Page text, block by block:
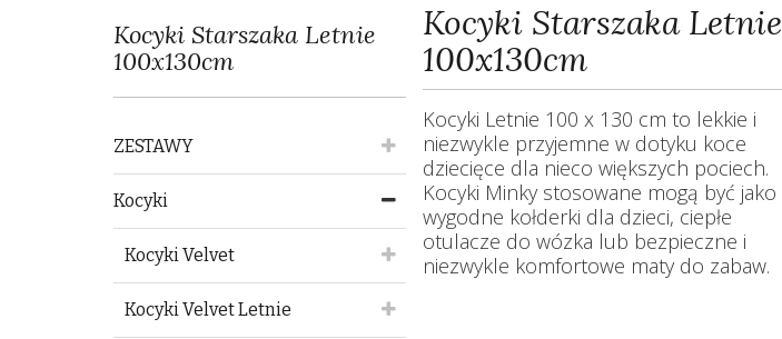
Kocyki Starszaka Letnie
100x130cm
ZESTAWY
Kocyki
Kocyki Velvet
Kocyki Velvet Letnie
Kocyki Starszaka Letnie
100x130cm
Kocyki Letnie 100 x 130 cm to lekkie i
niezwykle przyjemne w dotyku koce
dziecięce dla nieco większych pociech.
Kocyki Minky stosowane mogą być jako
wygodne kołderki dla dzieci, ciepłe
otulacze do wózka lub bezpieczne i
niezwykle komfortowe maty do zabaw.